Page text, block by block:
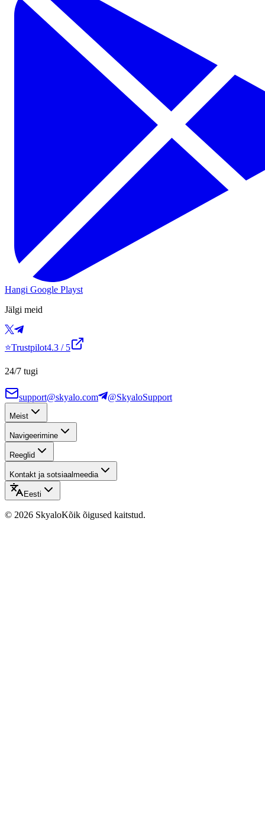
Hangi Google Playst
Jälgi meid
⭐Trustpilot4.3 / 5
24/7 tugi
support@skyalo.com @SkyaloSupport
Meist
Navigeerimine
Reeglid
Kontakt ja sotsiaalmeedia
Eesti
© 2026 SkyaloKõik õigused kaitstud.